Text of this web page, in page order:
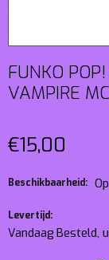
FUNKO
VAMPIRE
€15,00
Beschikbaarheid:
Levertijd:
Vandaag Besteld,